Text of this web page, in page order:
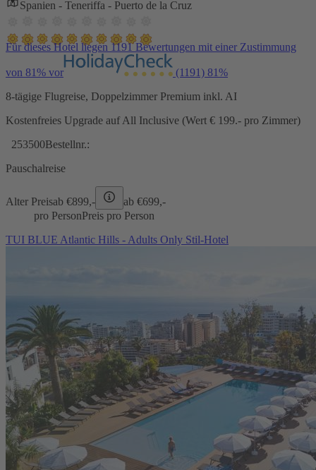
Spanien - Teneriffa - Puerto de la Cruz
Für dieses Hotel liegen 1191 Bewertungen mit einer Zustimmung
von 81% vor (1191) 81%
8-tägige Flugreise, Doppelzimmer Premium inkl. AI
Kostenfreies Upgrade auf All Inclusive (Wert € 199.- pro Zimmer)
253500Bestellnr.:
Pauschalreise
Alter Preisab €899,- ab €699,-
pro PersonPreis pro Person
TUI BLUE Atlantic Hills - Adults Only Stil-Hotel